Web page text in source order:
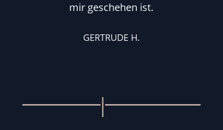
mir geschehen ist.
GERTRUDE H.